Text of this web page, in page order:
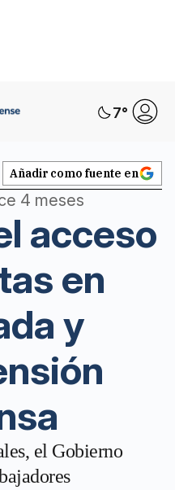
7°
Añadir como fuente en
4 meses
acceso
en
y
el Gobierno